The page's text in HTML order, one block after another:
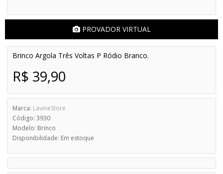
PROVADOR VIRTUAL
Brinco Argola Três Voltas P Ródio Branco.
R$ 39,90
Marca: LavineStore
Código: 3930
Modelo: Brinco
Disponibilidade: Em estoque